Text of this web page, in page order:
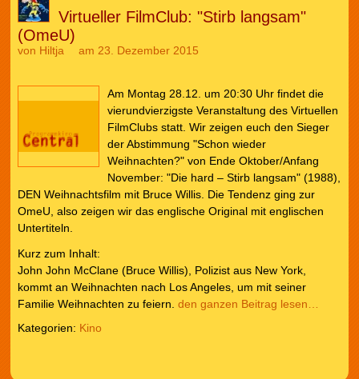
Virtueller FilmClub: "Stirb langsam"
(OmeU)
von Hiltja am 23. Dezember 2015
Am Montag 28.12. um 20:30 Uhr findet die
vierundvierzigste Veranstaltung des Virtuellen
FilmClubs statt. Wir zeigen euch den Sieger
der Abstimmung "Schon wieder
Weihnachten?" von Ende Oktober/Anfang
November: "Die hard – Stirb langsam" (1988),
DEN Weihnachtsfilm mit Bruce Willis. Die Tendenz ging zur
OmeU, also zeigen wir das englische Original mit englischen
Untertiteln.
Kurz zum Inhalt:
John John McClane (Bruce Willis), Polizist aus New York,
kommt an Weihnachten nach Los Angeles, um mit seiner
Familie Weihnachten zu feiern. den ganzen Beitrag lesen…
Kategorien: Kino